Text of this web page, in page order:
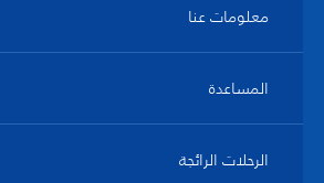
معلومات عنا
المساعدة
الرحلات الرائجة